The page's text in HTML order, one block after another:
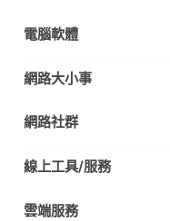
電腦軟體
網路大小事
網路社群
線上工具/服務
雲端服務